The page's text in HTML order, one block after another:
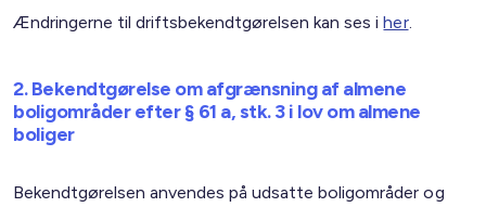
Ændringerne til driftsbekendtgørelsen kan ses iher.
2. Bekendtgørelse om afgrænsning af almene
boligområder efter § 61 a, stk. 3 i lov om almene
boliger
Bekendtgørelsen anvendes på udsatte boligområder og